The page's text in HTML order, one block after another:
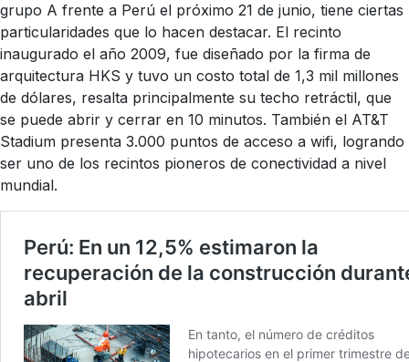
grupo A frente a Perú el próximo 21 de junio, tiene ciertas
particularidades que lo hacen destacar. El recinto
inaugurado el año 2009, fue diseñado por la firma de
arquitectura HKS y tuvo un costo total de 1,3 mil millones
de dólares, resalta principalmente su techo retráctil, que
se puede abrir y cerrar en 10 minutos. También el AT&T
Stadium presenta 3.000 puntos de acceso a wifi, logrando
ser uno de los recintos pioneros de conectividad a nivel
mundial.